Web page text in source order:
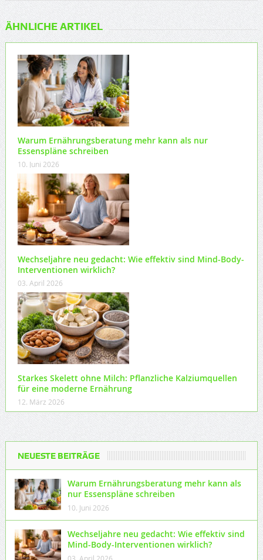
ÄHNLICHE ARTIKEL
Warum Ernährungsberatung mehr kann als nur
Essenspläne schreiben
10. Juni 2026
Wechseljahre neu gedacht: Wie effektiv sind Mind-Body-
Interventionen wirklich?
03. April 2026
Starkes Skelett ohne Milch: Pflanzliche Kalziumquellen
für eine moderne Ernährung
12. März 2026
NEUESTE BEITRÄGE
Warum Ernährungsberatung mehr kann als
nur Essenspläne schreiben
10. Juni 2026
Wechseljahre neu gedacht: Wie effektiv sind
Mind-Body-Interventionen wirklich?